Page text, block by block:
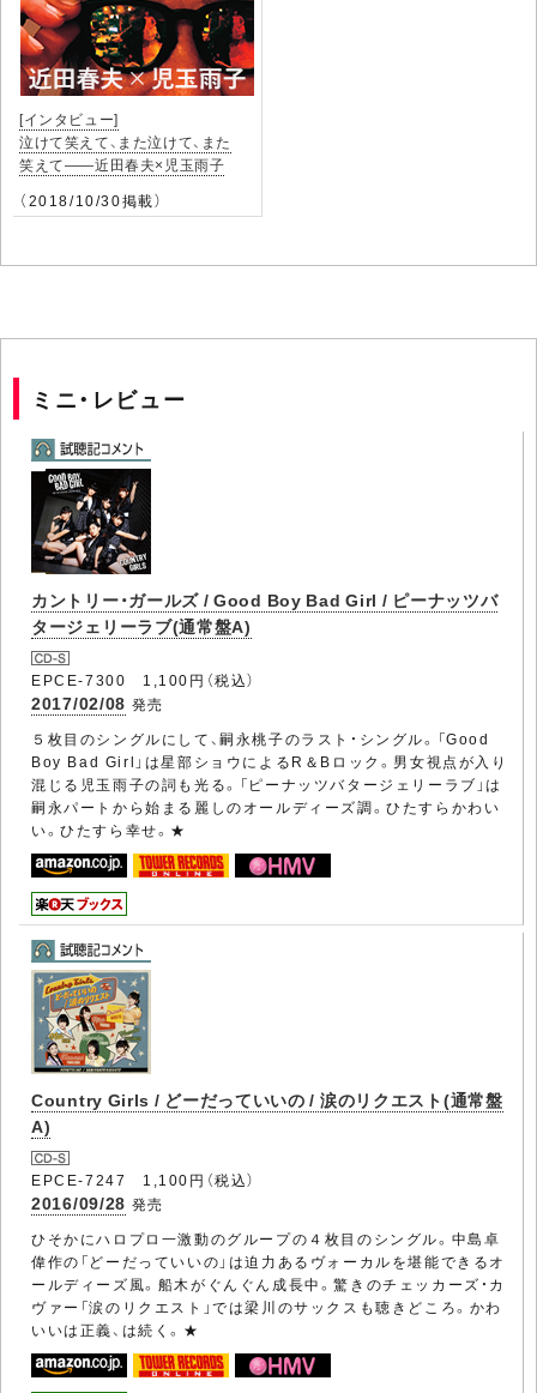
[インタビュー]
泣けて笑えて、また泣けて、また
笑えて――近田春夫×児玉雨子
（2018/10/30掲載）
ミニ・レビュー
カントリー・ガールズ / Good Boy Bad Girl / ピーナッツバ
タージェリーラブ(通常盤A)
EPCE-7300 1,100円（税込）
2017/02/08 発売
５枚目のシングルにして、嗣永桃子のラスト・シングル。「Good
Boy Bad Girl」は星部ショウによるR＆Bロック。男女視点が入り
混じる児玉雨子の詞も光る。「ピーナッツバタージェリーラブ」は
嗣永パートから始まる麗しのオールディーズ調。ひたすらかわい
い。ひたすら幸せ。★
Country Girls / どーだっていいの / 涙のリクエスト(通常盤
A)
EPCE-7247 1,100円（税込）
2016/09/28 発売
ひそかにハロプロ一激動のグループの４枚目のシングル。中島卓
偉作の「どーだっていいの」は迫力あるヴォーカルを堪能できるオ
ールディーズ風。船木がぐんぐん成長中。驚きのチェッカーズ・カ
ヴァー「涙のリクエスト」では梁川のサックスも聴きどころ。かわ
いいは正義、は続く。★